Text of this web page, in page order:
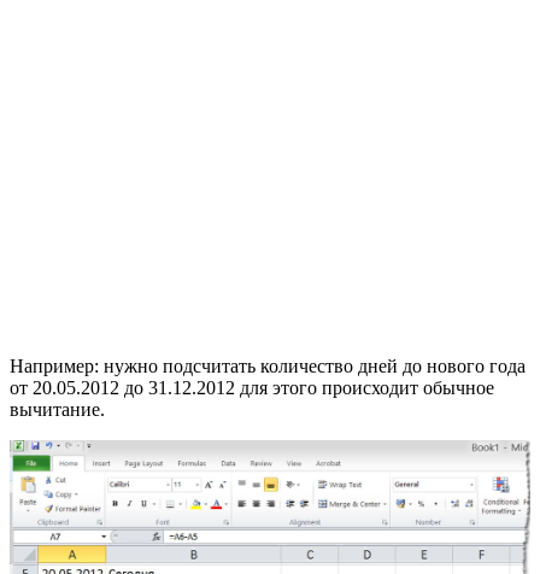
Например: нужно подсчитать количество дней до нового года
от 20.05.2012 до 31.12.2012 для этого происходит обычное
вычитание.